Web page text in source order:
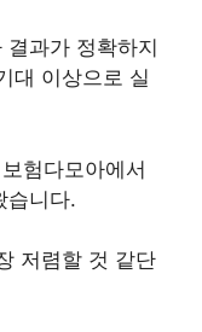
과가 정확하지
대 이상으로 실
험다모아에서
습니다.
저렴할 것 같단